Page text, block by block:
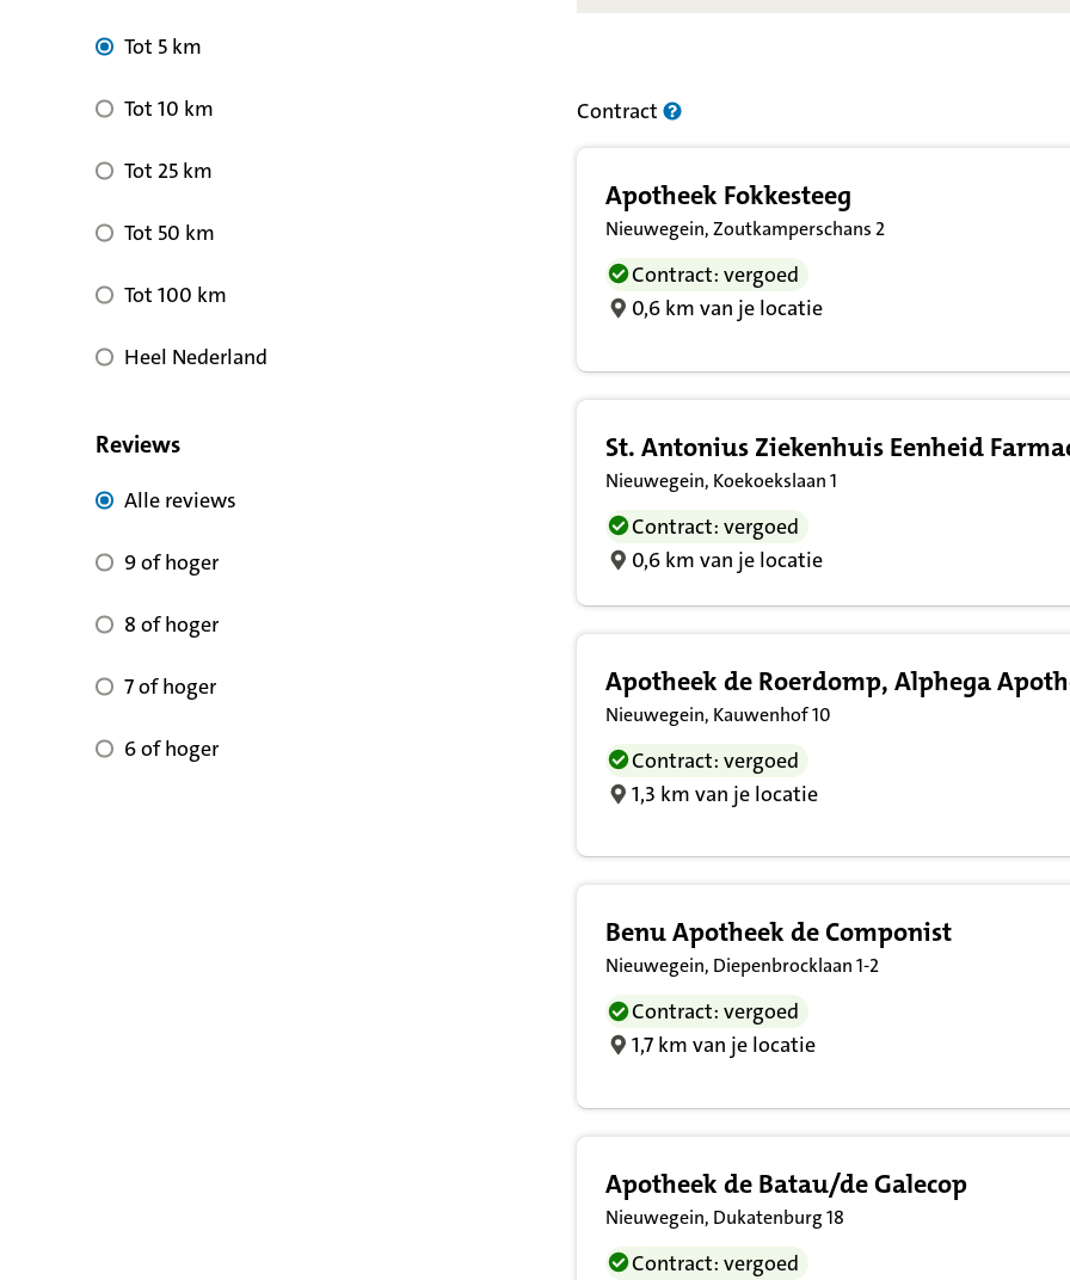
Tot 5 km
Tot 10 km
Tot 25 km
Tot 50 km
Tot 100 km
Heel Nederland
Reviews
Alle reviews voor kwaliteit
Alle reviews
9 of hoger voor reviewscore
9 of hoger
8 of hoger voor reviewscore
8 of hoger
7 of hoger voor reviewscore
7 of hoger
6 of hoger voor reviewscore
6 of hoger
Resultatenlijst zorgverleners
Contract
Apotheek Fokkesteeg
Nieuwegein, Zoutkamperschans 2
Contract: vergoed
0,6 km van je locatie
St. Antonius Ziekenhuis Eenheid
Nieuwegein, Koekoekslaan 1
Contract: vergoed
0,6 km van je locatie
Apotheek de Roerdomp, Alphega
Nieuwegein, Kauwenhof 10
Contract: vergoed
1,3 km van je locatie
Benu Apotheek de Componist
Nieuwegein, Diepenbrocklaan 1-2
Contract: vergoed
1,7 km van je locatie
Apotheek de Batau/de Galecop
Nieuwegein, Dukatenburg 18
Contract: vergoed